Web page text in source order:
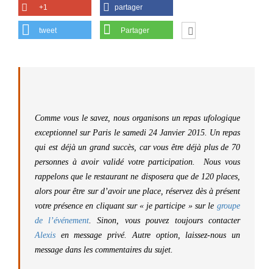
+1 partager
tweet Partager
Comme vous le savez, nous organisons un repas ufologique
exceptionnel sur Paris le samedi 24 Janvier 2015. Un repas
qui est déjà un grand succès, car vous être déjà plus de 70
personnes à avoir validé votre participation. Nous vous
rappelons que le restaurant ne disposera que de 120 places,
alors pour être sur d’avoir une place, réservez dès à présent
votre présence en cliquant sur « je participe » sur le groupe
de l’événement. Sinon, vous pouvez toujours contacter
Alexis en message privé. Autre option, laissez-nous un
message dans les commentaires du sujet.